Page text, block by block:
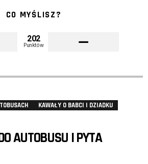
CO MYŚLISZ?
202
Punktów
KAWAŁY O BABCI I DZIADKU
AUTOBUSU I PYTA